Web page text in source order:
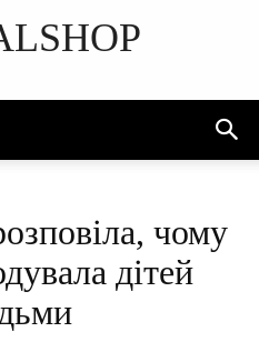
чому
дітей